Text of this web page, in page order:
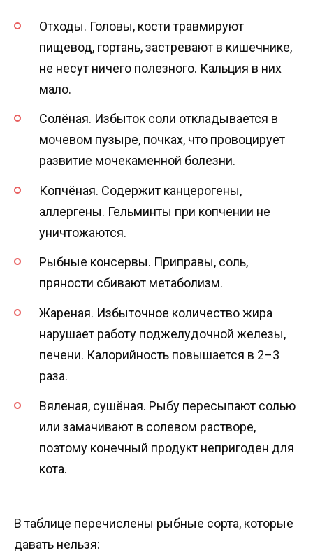
Отходы. Головы, кости травмируют
пищевод, гортань, застревают в кишечнике,
не несут ничего полезного. Кальция в них
мало.
Солёная. Избыток соли откладывается в
мочевом пузыре, почках, что провоцирует
развитие мочекаменной болезни.
Копчёная. Содержит канцерогены,
аллергены. Гельминты при копчении не
уничтожаются.
Рыбные консервы. Приправы, соль,
пряности сбивают метаболизм.
Жареная. Избыточное количество жира
нарушает работу поджелудочной железы,
печени. Калорийность повышается в 2–3
раза.
Вяленая, сушёная. Рыбу пересыпают солью
или замачивают в солевом растворе,
поэтому конечный продукт непригоден для
кота.
В таблице перечислены рыбные сорта, которые
давать нельзя: